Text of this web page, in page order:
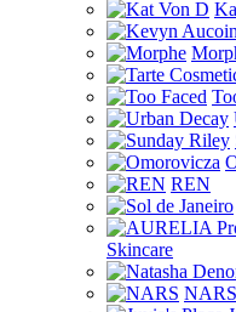
REN
Skincare
NARS